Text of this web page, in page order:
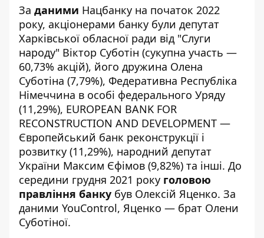
За даними Нацбанку на початок 2022
року, акціонерами банку були депутат
Харківської обласної ради від "Слуги
народу" Віктор Суботін (сукупна участь —
60,73% акцій), його дружина Олена
Суботіна (7,79%), Федеративна Республіка
Німеччина в особі федерального Уряду
(11,29%), EUROPEAN BANK FOR
RECONSTRUCTION AND DEVELOPMENT —
Європейський банк реконструкції і
розвитку (11,29%), народний депутат
України Максим Єфімов (9,82%) та інші. До
середини грудня 2021 року головою
правління банку був Олексій Яценко. За
даними YouControl, Яценко — брат Олени
Суботіної.